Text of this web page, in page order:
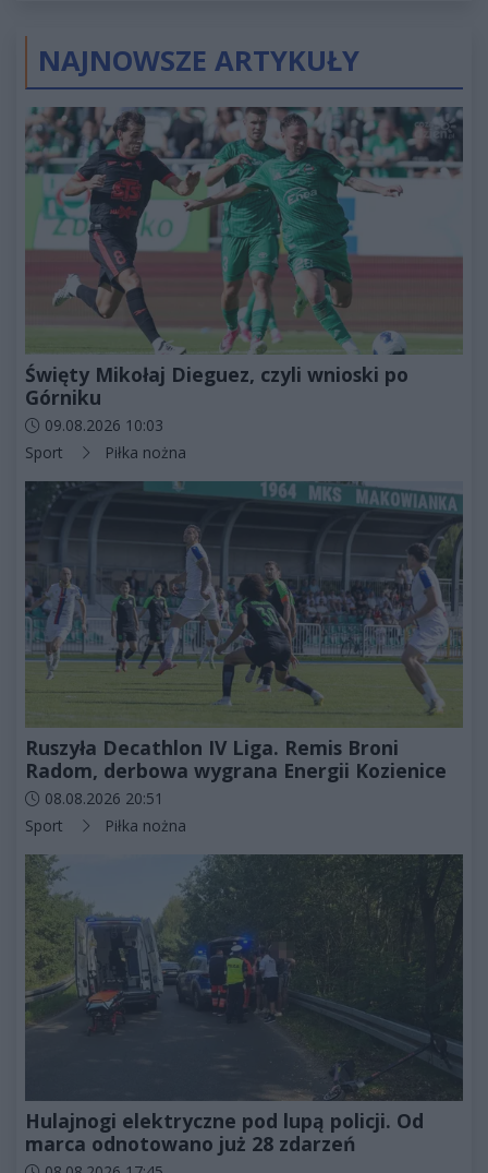
NAJNOWSZE ARTYKUŁY
Święty Mikołaj Dieguez, czyli wnioski po
Górniku
Data dodania artykułu:
09.08.2026 10:03
Kategorie artykułu:
Sport Piłka nożna
Ruszyła Decathlon IV Liga. Remis Broni
Radom, derbowa wygrana Energii Kozienice
Data dodania artykułu:
08.08.2026 20:51
Kategorie artykułu:
Sport Piłka nożna
Hulajnogi elektryczne pod lupą policji. Od
marca odnotowano już 28 zdarzeń